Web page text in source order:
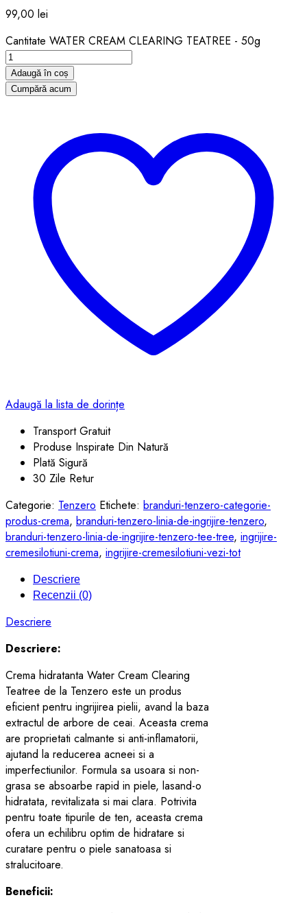
99,00 lei
Cantitate WATER CREAM CLEARING TEATREE - 50g
Adaugă în coș
Cumpără acum
Adaugă la lista de dorințe
Transport Gratuit
Produse Inspirate Din Natură
Plată Sigură
30 Zile Retur
Categorie: Tenzero Etichete: branduri-tenzero-categorie-
produs-crema, branduri-tenzero-linia-de-ingrijire-tenzero,
branduri-tenzero-linia-de-ingrijire-tenzero-tee-tree, ingrijire-
cremesilotiuni-crema, ingrijire-cremesilotiuni-vezi-tot
Descriere
Recenzii (0)
Descriere
Descriere:
Crema hidratanta Water Cream Clearing
Teatree de la Tenzero este un produs
eficient pentru ingrijirea pielii, avand la baza
extractul de arbore de ceai. Aceasta crema
are proprietati calmante si anti-inflamatorii,
ajutand la reducerea acneei si a
imperfectiunilor. Formula sa usoara si non-
grasa se absoarbe rapid in piele, lasand-o
hidratata, revitalizata si mai clara. Potrivita
pentru toate tipurile de ten, aceasta crema
ofera un echilibru optim de hidratare si
curatare pentru o piele sanatoasa si
stralucitoare.
Beneficii: